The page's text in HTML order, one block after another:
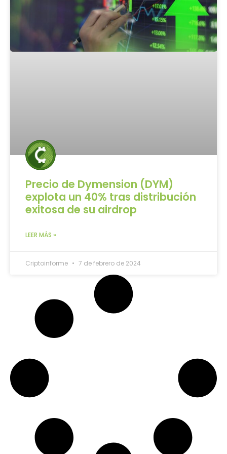
Precio de Dymension (DYM)
explota un 40% tras distribución
exitosa de su airdrop
LEER MÁS »
Criptoinforme 7 de febrero de 2024